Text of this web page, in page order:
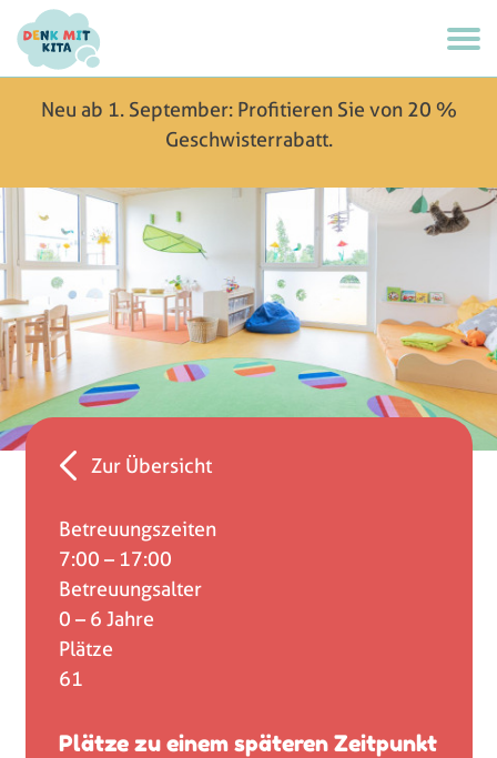
Zur Übersicht
Betreuungszeiten
7:00 – 17:00
Betreuungsalter
0 – 6 Jahre
Plätze
61
Plätze zu einem späteren Zeitpunkt
Neu ab 1. September: Profitieren Sie von 20 %
Geschwisterrabatt.